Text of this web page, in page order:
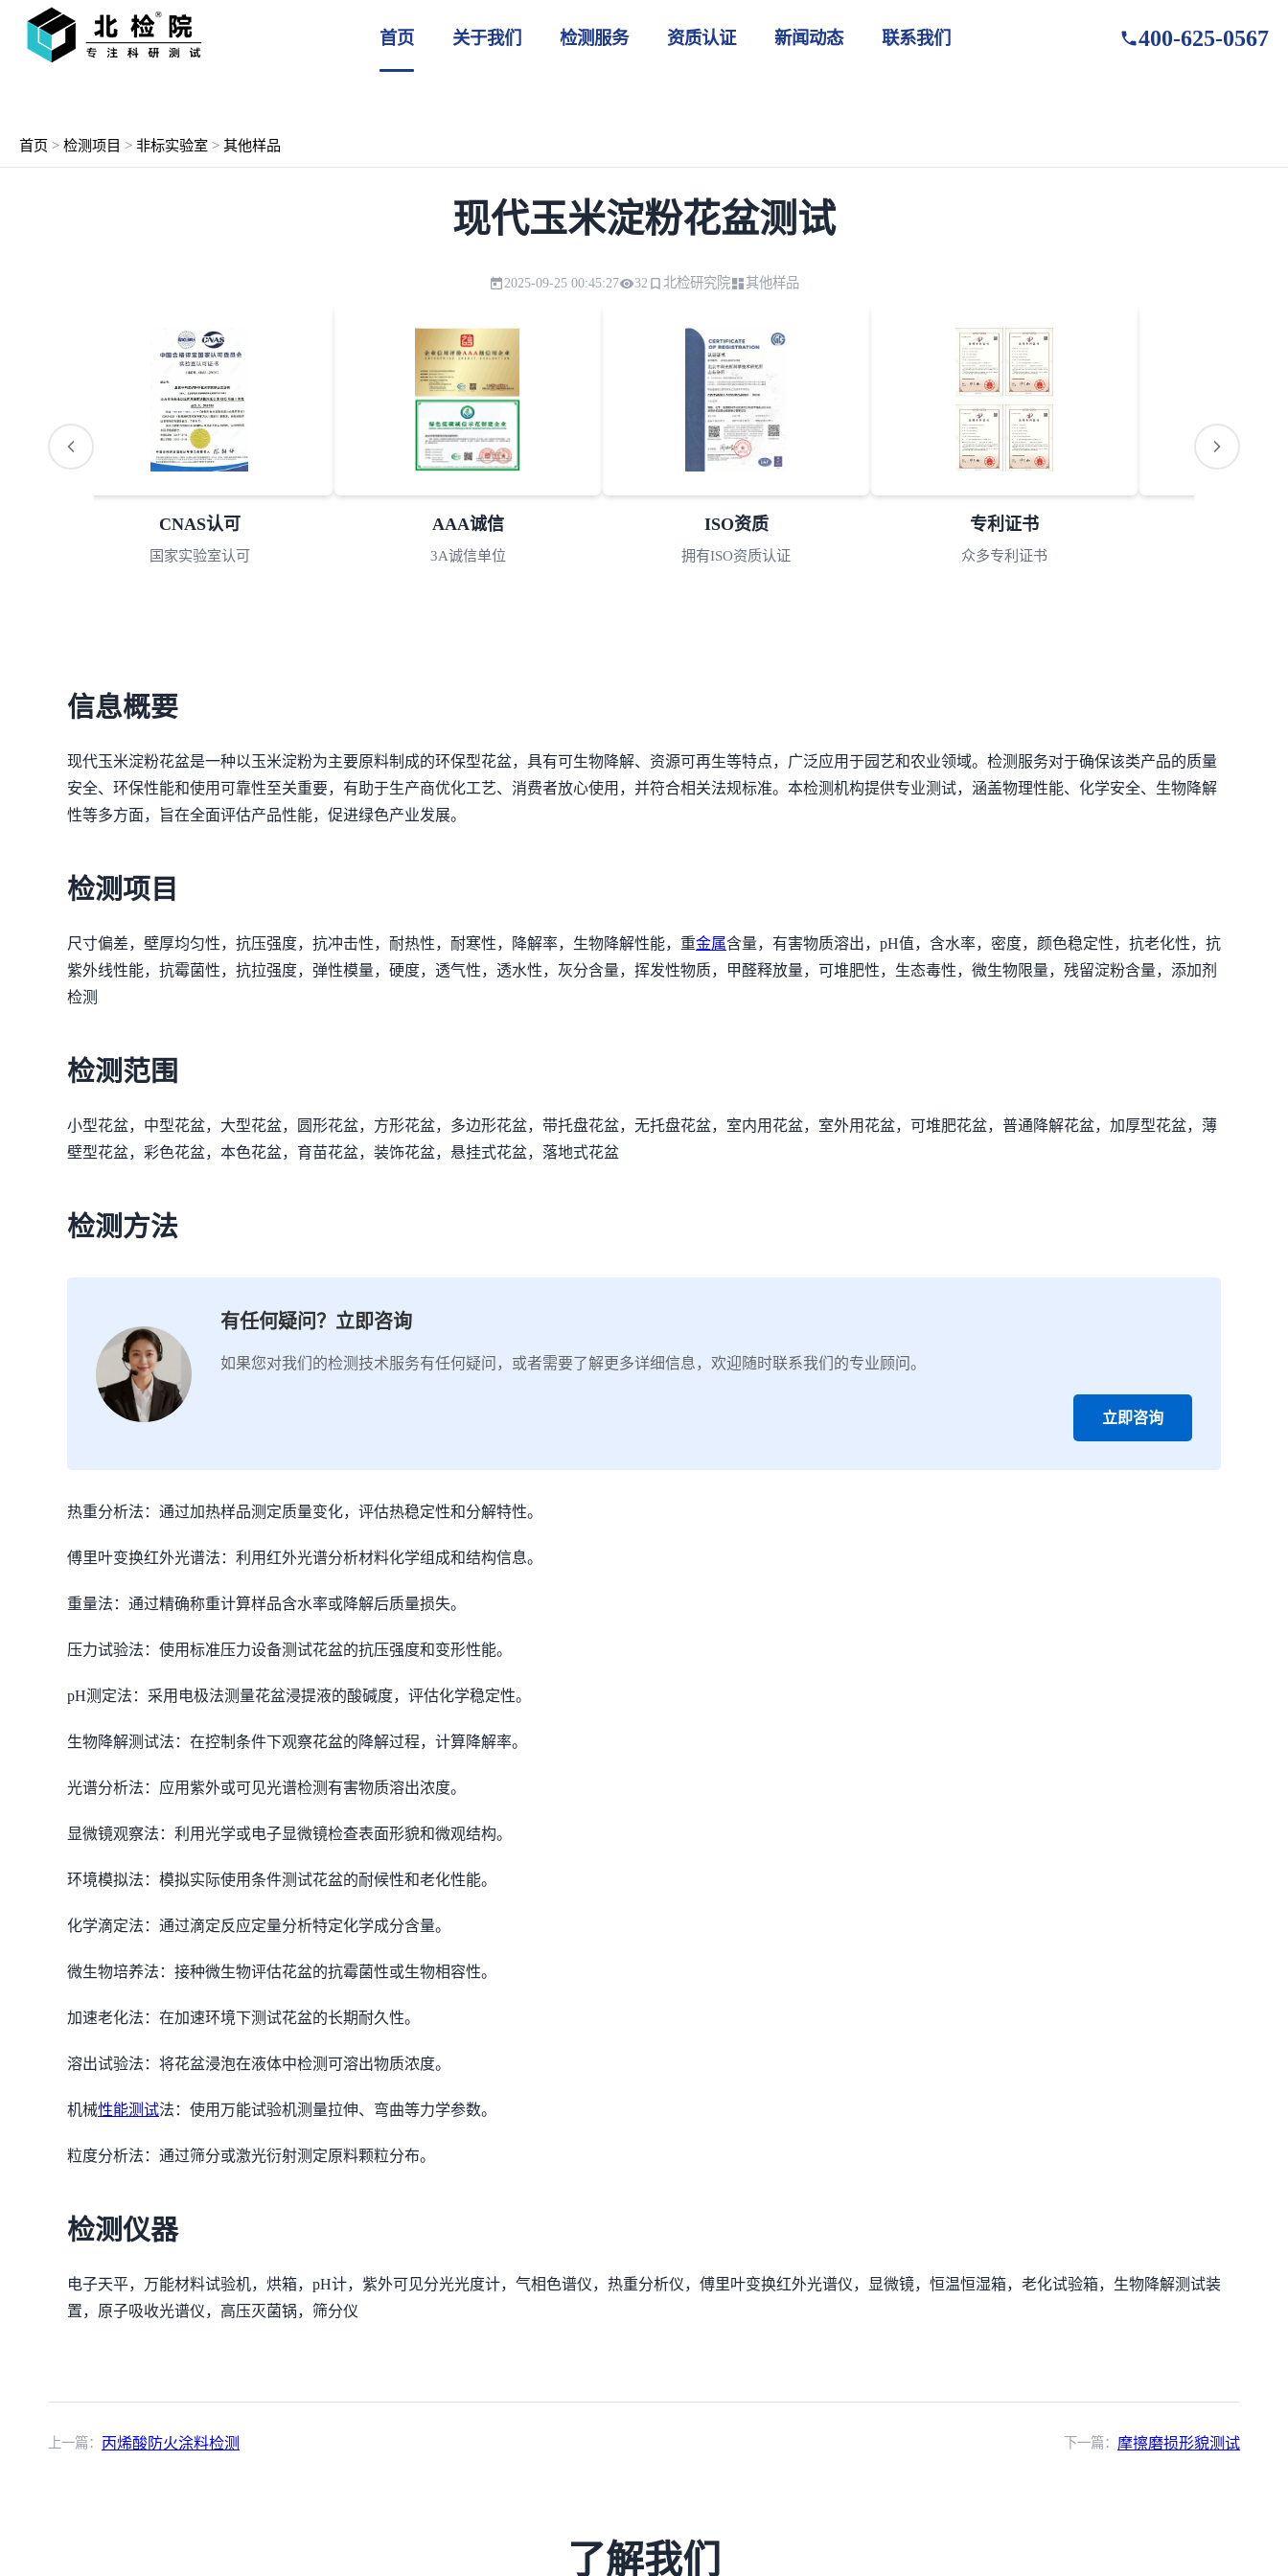
首页 关于我们 检测服务 资质认证 新闻动态 联系我们 400-625-0567
首页 > 检测项目 > 非标实验室 > 其他样品
现代玉米淀粉花盆测试
2025-09-25 00:45:27 32 北检研究院 其他样品
CNAS认可
国家实验室认可
AAA诚信
3A诚信单位
ISO资质
拥有ISO资质认证
专利证书
众多专利证书
信息概要
现代玉米淀粉花盆是一种以玉米淀粉为主要原料制成的环保型花盆，具有可生物降解、资源可再生等特点，广泛应用于园艺和农业领域。检测服务对于确保该类产品的质量
安全、环保性能和使用可靠性至关重要，有助于生产商优化工艺、消费者放心使用，并符合相关法规标准。本检测机构提供专业测试，涵盖物理性能、化学安全、生物降解
性等多方面，旨在全面评估产品性能，促进绿色产业发展。
检测项目
尺寸偏差，壁厚均匀性，抗压强度，抗冲击性，耐热性，耐寒性，降解率，生物降解性能，重金属含量，有害物质溶出，pH值，含水率，密度，颜色稳定性，抗老化性，抗
紫外线性能，抗霉菌性，抗拉强度，弹性模量，硬度，透气性，透水性，灰分含量，挥发性物质，甲醛释放量，可堆肥性，生态毒性，微生物限量，残留淀粉含量，添加剂
检测
检测范围
小型花盆，中型花盆，大型花盆，圆形花盆，方形花盆，多边形花盆，带托盘花盆，无托盘花盆，室内用花盆，室外用花盆，可堆肥花盆，普通降解花盆，加厚型花盆，薄
壁型花盆，彩色花盆，本色花盆，育苗花盆，装饰花盆，悬挂式花盆，落地式花盆
检测方法
有任何疑问？立即咨询
如果您对我们的检测技术服务有任何疑问，或者需要了解更多详细信息，欢迎随时联系我们的专业顾问。
立即咨询
热重分析法：通过加热样品测定质量变化，评估热稳定性和分解特性。
傅里叶变换红外光谱法：利用红外光谱分析材料化学组成和结构信息。
重量法：通过精确称重计算样品含水率或降解后质量损失。
压力试验法：使用标准压力设备测试花盆的抗压强度和变形性能。
pH测定法：采用电极法测量花盆浸提液的酸碱度，评估化学稳定性。
生物降解测试法：在控制条件下观察花盆的降解过程，计算降解率。
光谱分析法：应用紫外或可见光谱检测有害物质溶出浓度。
显微镜观察法：利用光学或电子显微镜检查表面形貌和微观结构。
环境模拟法：模拟实际使用条件测试花盆的耐候性和老化性能。
化学滴定法：通过滴定反应定量分析特定化学成分含量。
微生物培养法：接种微生物评估花盆的抗霉菌性或生物相容性。
加速老化法：在加速环境下测试花盆的长期耐久性。
溶出试验法：将花盆浸泡在液体中检测可溶出物质浓度。
机械性能测试法：使用万能试验机测量拉伸、弯曲等力学参数。
粒度分析法：通过筛分或激光衍射测定原料颗粒分布。
检测仪器
电子天平，万能材料试验机，烘箱，pH计，紫外可见分光光度计，气相色谱仪，热重分析仪，傅里叶变换红外光谱仪，显微镜，恒温恒湿箱，老化试验箱，生物降解测试装
置，原子吸收光谱仪，高压灭菌锅，筛分仪
上一篇： 丙烯酸防火涂料检测 下一篇： 摩擦磨损形貌测试
了解我们